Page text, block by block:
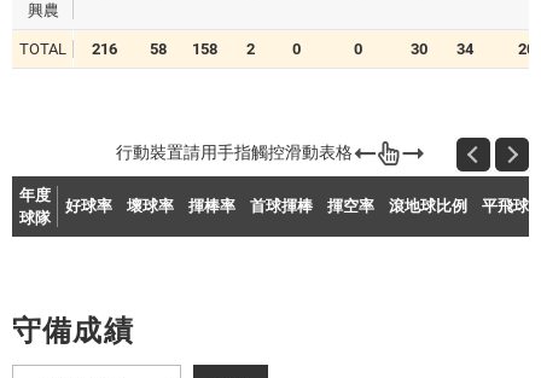
興農
TOTAL 216 58 158 2 0 0 30 34 20
年度
球隊
好球率 壞球率 揮棒率 首球揮棒 揮空率 滾地球比例 平飛球
守備成績